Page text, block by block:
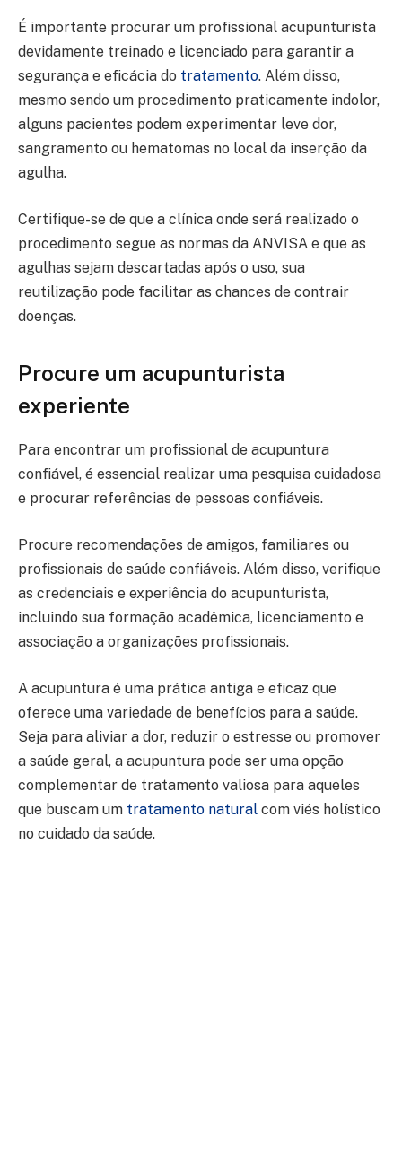
É importante procurar um profissional acupunturista
devidamente treinado e licenciado para garantir a
segurança e eficácia do tratamento. Além disso,
mesmo sendo um procedimento praticamente indolor,
alguns pacientes podem experimentar leve dor,
sangramento ou hematomas no local da inserção da
agulha.
Certifique-se de que a clínica onde será realizado o
procedimento segue as normas da ANVISA e que as
agulhas sejam descartadas após o uso, sua
reutilização pode facilitar as chances de contrair
doenças.
Procure um acupunturista
experiente
Para encontrar um profissional de acupuntura
confiável, é essencial realizar uma pesquisa cuidadosa
e procurar referências de pessoas confiáveis.
Procure recomendações de amigos, familiares ou
profissionais de saúde confiáveis. Além disso, verifique
as credenciais e experiência do acupunturista,
incluindo sua formação acadêmica, licenciamento e
associação a organizações profissionais.
A acupuntura é uma prática antiga e eficaz que
oferece uma variedade de benefícios para a saúde.
Seja para aliviar a dor, reduzir o estresse ou promover
a saúde geral, a acupuntura pode ser uma opção
complementar de tratamento valiosa para aqueles
que buscam um tratamento natural com viés holístico
no cuidado da saúde.